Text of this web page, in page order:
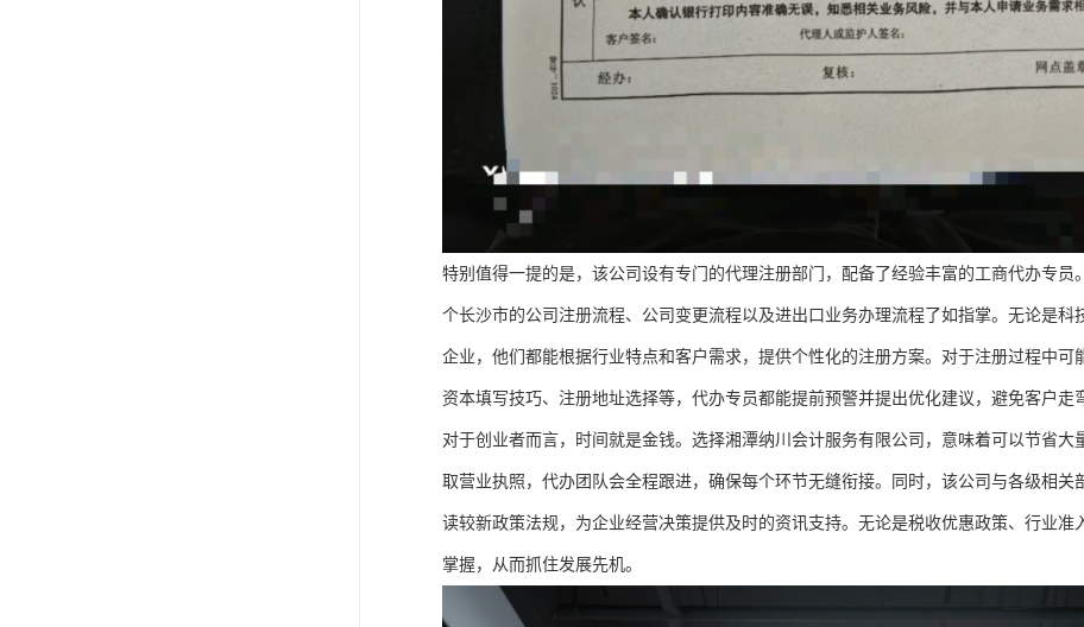
特别值得一提的是，该公司设有专门的代理注册部门，配备了经验丰富的工商代办专
个长沙市的公司注册流程、公司变更流程以及进出口业务办理流程了如指掌。无论是
企业，他们都能根据行业特点和客户需求，提供个性化的注册方案。对于注册过程中
资本填写技巧、注册地址选择等，代办专员都能提前预警并提出优化建议，避免客户走
对于创业者而言，时间就是金钱。选择湘潭纳川会计服务有限公司，意味着可以节省
取营业执照，代办团队会全程跟进，确保每个环节无缝衔接。同时，该公司与各级相
读较新政策法规，为企业经营决策提供及时的资讯支持。无论是税收优惠政策、行业准
掌握，从而抓住发展先机。